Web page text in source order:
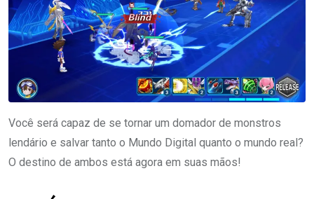
Você será capaz de se tornar um domador de monstros
lendário e salvar tanto o Mundo Digital quanto o mundo real?
O destino de ambos está agora em suas mãos!